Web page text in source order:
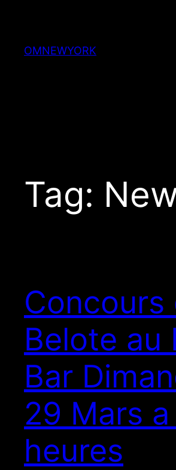
content
OMNEWYORK
Tag:
Concours
Belote au
Bar
29 Mars a
heures